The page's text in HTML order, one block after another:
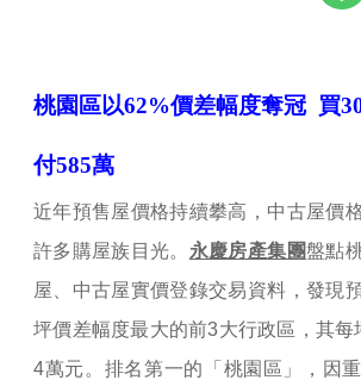
桃園區以62%價差幅度奪冠 買
付585萬
近年預售屋價格持續攀高，中古屋價
許多購屋族目光。 永慶房產集團盤點
屋、中古屋實價登錄交易資料，發現
坪價差幅度最大的前3大行政區，其每
4萬元。排名第一的「桃園區」，因